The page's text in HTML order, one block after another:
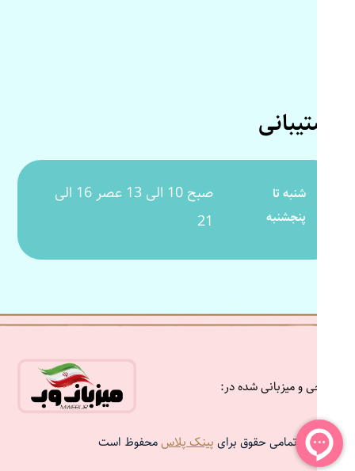
پشتیبانی
شنبه تا
پنجشنبه
صبح 10 الی 13 عصر 16 الی
21
طراحی و میزبانی شده در:
تمامی حقوق برای پینک پلاسمحفوظ است